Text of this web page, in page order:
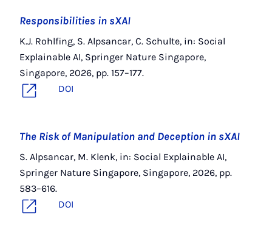
Responsibilities in sXAI
K.J. Rohlfing, S. Alpsancar, C. Schulte, in: Social
Explainable AI, Springer Nature Singapore,
Singapore, 2026, pp. 157–177.
DOI
The Risk of Manipulation and Deception in sXAI
S. Alpsancar, M. Klenk, in: Social Explainable AI,
Springer Nature Singapore, Singapore, 2026, pp.
583–616.
DOI